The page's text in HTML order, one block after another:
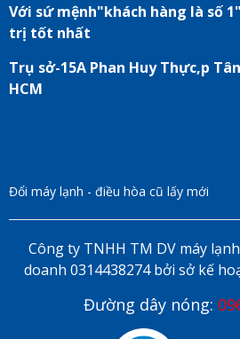
Với sứ mệnh"khách hàng là số
trị tốt nhất
Trụ sở-15A Phan Huy Thực,p
HCM
Đổi máy lạnh - điều hòa cũ lấy mới
Công ty TNHH TM DV máy
doanh 0314438274 bởi sở kế
Đường dây nóng: